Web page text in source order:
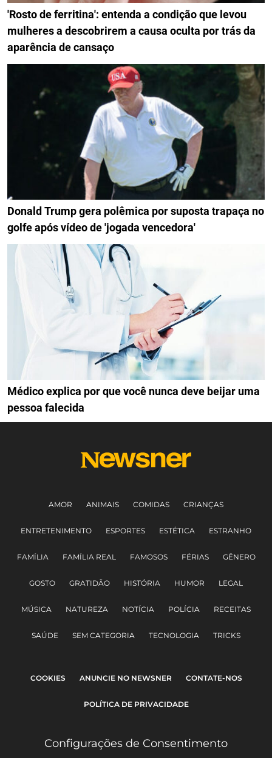
'Rosto de ferritina': entenda a condição que levou
mulheres a descobrirem a causa oculta por trás da
aparência de cansaço
Donald Trump gera polêmica por suposta trapaça no
golfe após vídeo de 'jogada vencedora'
Médico explica por que você nunca deve beijar uma
pessoa falecida
AMOR ANIMAIS COMIDAS CRIANÇAS
ENTRETENIMENTO ESPORTES ESTÉTICA ESTRANHO
FAMÍLIA FAMÍLIA REAL FAMOSOS FÉRIAS GÊNERO
GOSTO GRATIDÃO HISTÓRIA HUMOR LEGAL
MÚSICA NATUREZA NOTÍCIA POLÍCIA RECEITAS
SAÚDE SEM CATEGORIA TECNOLOGIA TRICKS
COOKIES ANUNCIE NO NEWSNER CONTATE-NOS
POLÍTICA DE PRIVACIDADE
Configurações de Consentimento